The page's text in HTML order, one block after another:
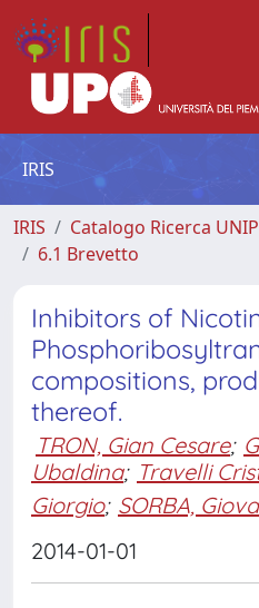
IRIS
IRIS Catalogo Ricerca
6.1 Brevetto
Inhibitors of
compositions,
thereof.
TRON, Gian Cesare;
Ubaldina; Travelli
Giorgio; SORBA,
2014-01-01